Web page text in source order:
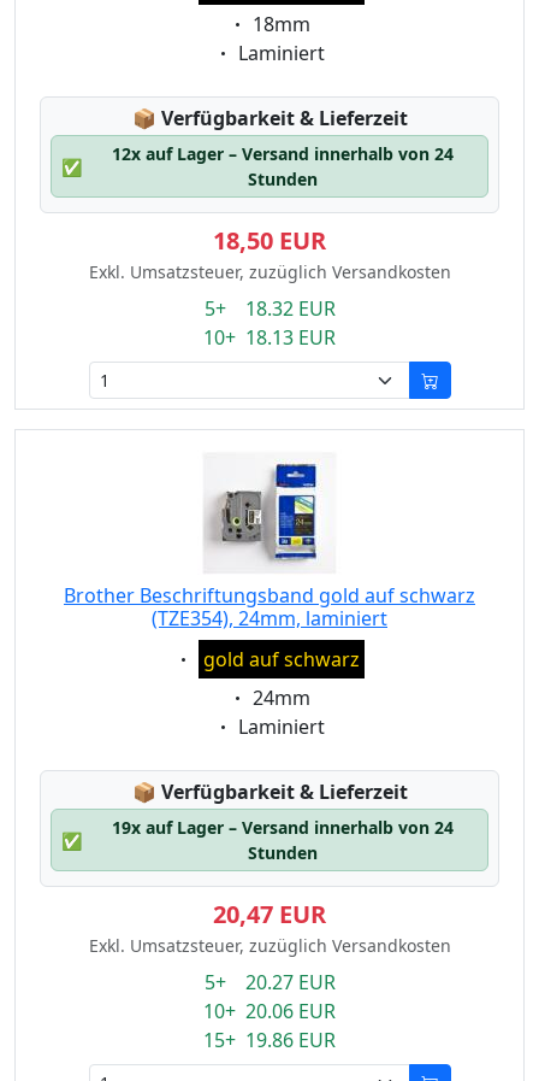
Eigenschaft:
18mm
Eigenschaft:
Laminiert
📦 Lagerstatus:
Verfügbarkeit & Lieferzeit
✅
12x auf Lager – Versand innerhalb von 24
Stunden
18,50 EUR
Exkl. Umsatzsteuer, zuzüglich Versandkosten
5+ 18.32 EUR
10+ 18.13 EUR
Brother Beschriftungsband gold auf schwarz
(TZE354), 24mm, laminiert
Eigenschaft:
gold auf schwarz
Eigenschaft:
24mm
Eigenschaft:
Laminiert
📦 Lagerstatus:
Verfügbarkeit & Lieferzeit
✅
19x auf Lager – Versand innerhalb von 24
Stunden
20,47 EUR
Exkl. Umsatzsteuer, zuzüglich Versandkosten
5+ 20.27 EUR
10+ 20.06 EUR
15+ 19.86 EUR